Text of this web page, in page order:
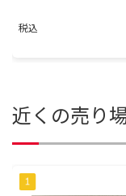
税込
近くの売り